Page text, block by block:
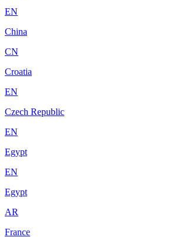
EN
China
CN
Croatia
EN
Czech Republic
EN
Egypt
EN
Egypt
AR
France